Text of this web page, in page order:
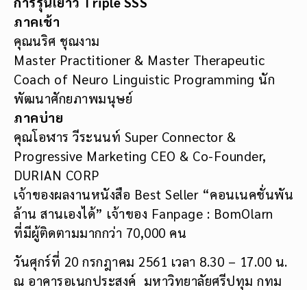
ภาคเช้า
คุณนริศ ชุณงาม
Master Practitioner & Master Therapeutic
Coach of Neuro Linguistic Programming นัก
พัฒนาศักยภาพมนุษย์
ภาคบ่าย
คุณโอฬาร วีระนนท์ Super Connector &
Progressive Marketing CEO & Co-Founder,
DURIAN CORP
เจ้าของผลงานหนังสือ Best Seller “คอนเนคชั่นพัน
ล้าน สานเองได้” เจ้าของ Fanpage : BomOlarn
ที่มีผู้ติดตามมากกว่า 70,000 คน
วันศุกร์ที่ 20 กรกฎาคม 2561 เวลา 8.30 – 17.00 น.
ณ อาคารอเนกประสงค์ มหาวิทยาลัยศรีปทุม กทม